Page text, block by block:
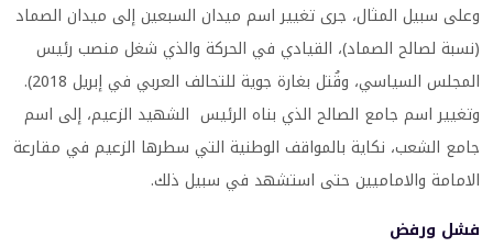
وعلى سبيل المثال، جرى تغيير اسم ميدان السبعين إلى ميدان الصماد
(نسبة لصالح الصماد)، القيادي في الحركة والذي شغل منصب رئيس
المجلس السياسي، وقُتل بغارة جوية للتحالف العربي في إبريل 2018).
وتغيير اسم جامع الصالح الذي بناه الرئيس الشهيد الزعيم، إلى اسم
جامع الشعب، نكاية بالمواقف الوطنية التي سطرها الزعيم في مقارعة
الامامة والاماميين حتى استشهد في سبيل ذلك.
فشل ورفض